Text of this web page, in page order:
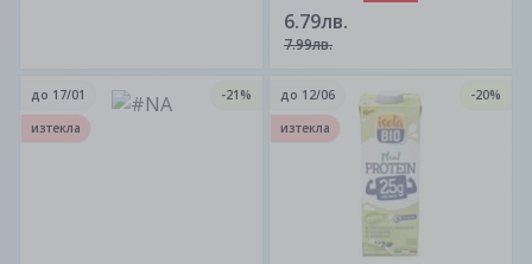
6.79лв.
7.99лв.
до 17/01
-21%
изтекла
до 12/06
-20%
изтекла